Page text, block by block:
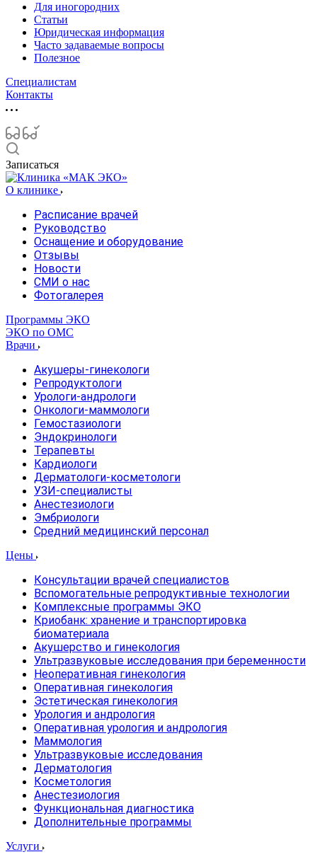
Для иногородних
Статьи
Юридическая информация
Часто задаваемые вопросы
Полезное
Специалистам
Контакты
Записаться
О клинике
Расписание врачей
Руководство
Оснащение и оборудование
Отзывы
Новости
СМИ о нас
Фотогалерея
Программы ЭКО
ЭКО по ОМС
Врачи
Акушеры-гинекологи
Репродуктологи
Урологи-андрологи
Онкологи-маммологи
Гемостазиологи
Эндокринологи
Терапевты
Кардиологи
Дерматологи-косметологи
УЗИ-специалисты
Анестезиологи
Эмбриологи
Средний медицинский персонал
Цены
Консультации врачей специалистов
Вспомогательные репродуктивные технологии
Комплексные программы ЭКО
Криобанк: хранение и транспортировка
биоматериала
Акушерство и гинекология
Ультразвуковые исследования при беременности
Неоперативная гинекология
Оперативная гинекология
Эстетическая гинекология
Урология и андрология
Оперативная урология и андрология
Маммология
Ультразвуковые исследования
Дерматология
Косметология
Анестезиология
Функциональная диагностика
Дополнительные программы
Услуги